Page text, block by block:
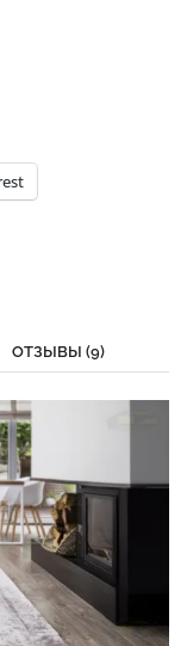
ОТЗЫВЫ (9)